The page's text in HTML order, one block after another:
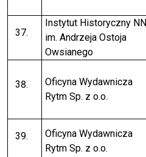
Instytut Historyczny NN
im. Andrzeja Ostoja
Owsianego
Oficyna Wydawnicza
Rytm Sp. z o.o.
Oficyna Wydawnicza
Rytm Sp. z o.o.